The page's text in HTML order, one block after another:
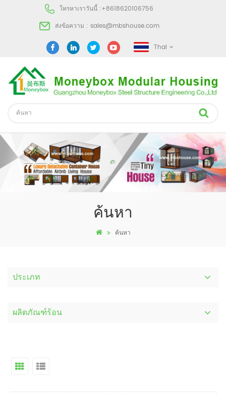
โทรหาเราวันนี้ :+8618620106756
ส่งข้อความ : sales@mbshouse.com
Thai
ค้นหา
ค้นหา
ประเภท
ผลิตภัณฑ์ร้อน